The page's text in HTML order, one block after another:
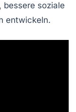
soziale
entwickeln.